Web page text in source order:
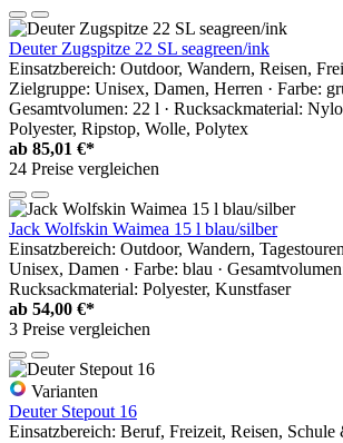
Deuter Zugspitze 22 SL seagreen/ink
Einsatzbereich: Outdoor, Wandern, Reisen,
Zielgruppe: Unisex, Damen, Herren · Farbe:
Gesamtvolumen: 22 l · Rucksackmaterial:
Polyester, Ripstop, Wolle, Polytex
ab 85,01 €*
24 Preise vergleichen
Jack Wolfskin Waimea 15 l blau/silber
Einsatzbereich: Outdoor, Wandern,
Unisex, Damen · Farbe: blau ·
Rucksackmaterial: Polyester, Kunstfaser
ab 54,00 €*
3 Preise vergleichen
Varianten
Deuter Stepout 16
Einsatzbereich: Beruf, Freizeit, Reisen,